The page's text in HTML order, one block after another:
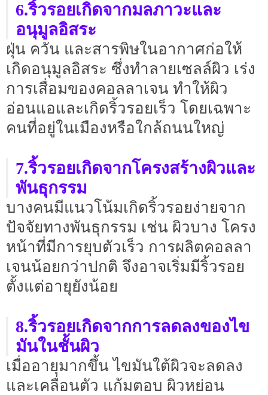
6.ริ้วรอยเกิดจากมลภาวะและ
อนุมูลอิสระ
ฝุ่น ควัน และสารพิษในอากาศก่อให้
เกิดอนุมูลอิสระ ซึ่งทำลายเซลล์ผิว เร่ง
การเสื่อมของคอลลาเจน ทำให้ผิว
อ่อนแอและเกิดริ้วรอยเร็ว โดยเฉพาะ
คนที่อยู่ในเมืองหรือใกล้ถนนใหญ่
7.ริ้วรอยเกิดจากโครงสร้างผิวและ
พันธุกรรม
บางคนมีแนวโน้มเกิดริ้วรอยง่ายจาก
ปัจจัยทางพันธุกรรม เช่น ผิวบาง โครง
หน้าที่มีการยุบตัวเร็ว การผลิตคอลลา
เจนน้อยกว่าปกติ จึงอาจเริ่มมีริ้วรอย
ตั้งแต่อายุยังน้อย
8.ริ้วรอยเกิดจากการลดลงของไข
มันในชั้นผิว
เมื่ออายุมากขึ้น ไขมันใต้ผิวจะลดลง
และเคลื่อนตัว แก้มตอบ ผิวหย่อน